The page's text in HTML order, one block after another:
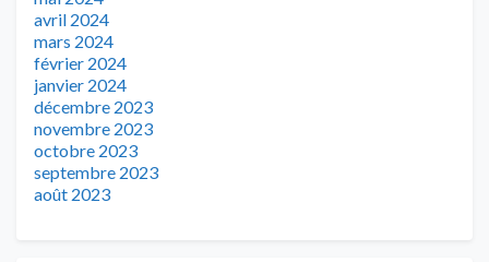
avril 2024
mars 2024
février 2024
janvier 2024
décembre 2023
novembre 2023
octobre 2023
septembre 2023
août 2023